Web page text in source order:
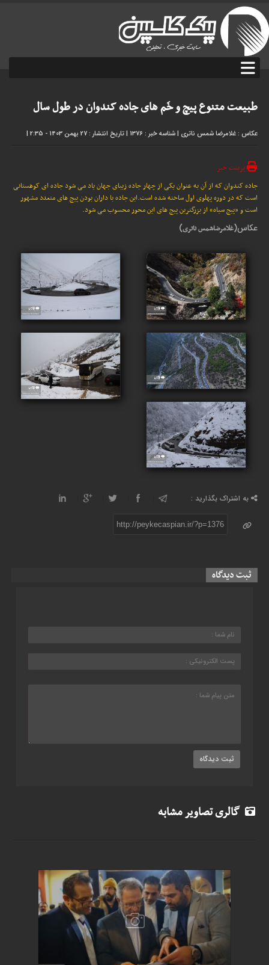
طبیعت متنوع پیچ و خَم های جاده کندوان در طول سال
عکاس : غلامرضا شمس ناتری |شناسه خبر : 1376 |تاریخ انتشار : 27 بهمن 1403 - 2:35 |
پرینت خبر
جاده کندوان که از آن به عنوان یکی از چهار جاده زیبای جهان یاد می شود جاده ای کوهستانی
است که در دوره پهلوی اول ساخته شده است.این جاده با داران بودن پیچ های متعدد مشهور
است و «پیچ سیاه» از بزرگترین پیچ های این محور محسوب می شود.
عکاس(غلامرضاشمس ناتری)
به اشتراک بگذارید :
http://peykecaspian.ir/?p=1376
ثبت دیدگاه
گالری تصاویر مشابه